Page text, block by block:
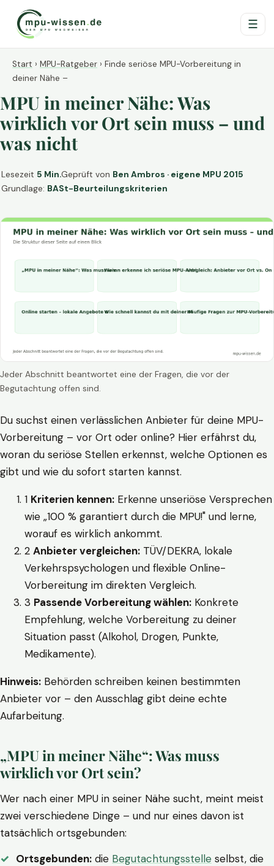
☰
Start › MPU-Ratgeber › Finde seriöse MPU-Vorbereitung in
deiner Nähe –
MPU in meiner Nähe: Was
wirklich vor Ort sein muss – und
was nicht
Lesezeit 5 Min.Geprüft von Ben Ambros · eigene MPU 2015
Grundlage: BASt-Beurteilungskriterien
Jeder Abschnitt beantwortet eine der Fragen, die vor der
Begutachtung offen sind.
Du suchst einen verlässlichen Anbieter für deine MPU-
Vorbereitung – vor Ort oder online? Hier erfährst du,
woran du seriöse Stellen erkennst, welche Optionen es
gibt und wie du sofort starten kannst.
1 Kriterien kennen: Erkenne unseriöse Versprechen
wie „100 % garantiert durch die MPU!" und lerne,
worauf es wirklich ankommt.
2 Anbieter vergleichen: TÜV/DEKRA, lokale
Verkehrspsychologen und flexible Online-
Vorbereitung im direkten Vergleich.
3 Passende Vorbereitung wählen: Konkrete
Empfehlung, welche Vorbereitung zu deiner
Situation passt (Alkohol, Drogen, Punkte,
Medikamente).
Hinweis: Behörden schreiben keinen bestimmten
Anbieter vor – den Ausschlag gibt deine echte
Aufarbeitung.
„MPU in meiner Nähe“: Was muss
wirklich vor Ort sein?
Wer nach einer MPU in seiner Nähe sucht, meint meist
zwei verschiedene Dinge – und nur eines davon ist
tatsächlich ortsgebunden:
Ortsgebunden: die Begutachtungsstelle selbst, die